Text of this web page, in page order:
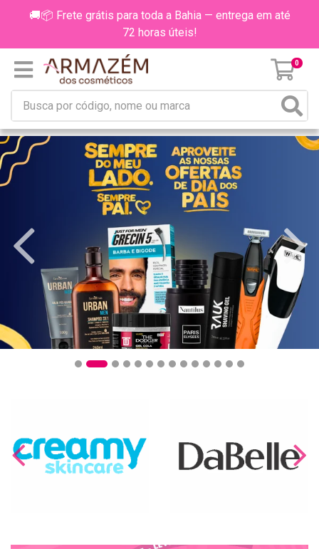
🚚📦 Frete grátis para toda a Bahia — entrega em até
72 horas úteis!
0